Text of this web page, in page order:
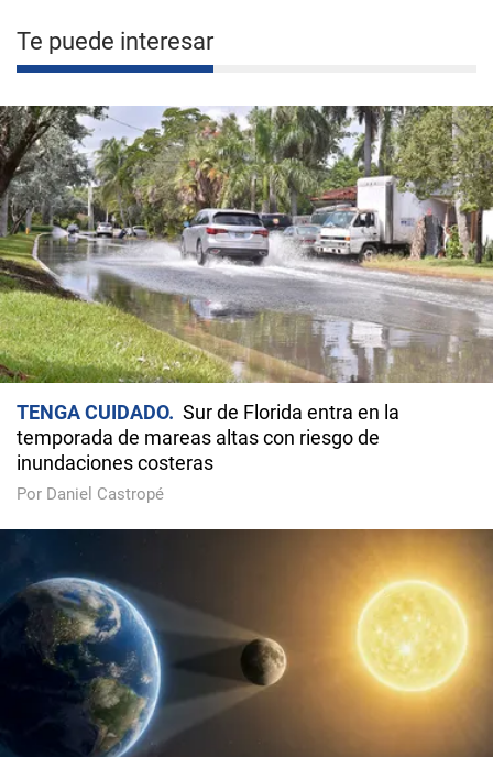
Te puede interesar
TENGA CUIDADO
Sur de Florida entra en la
temporada de mareas altas con riesgo de
inundaciones costeras
Por Daniel Castropé